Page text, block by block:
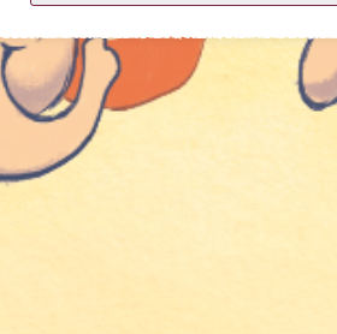
KIRJAUDU SISÄÄN
Etkö ole vielä asiakkaamme?
Luo asiakastili tästä!